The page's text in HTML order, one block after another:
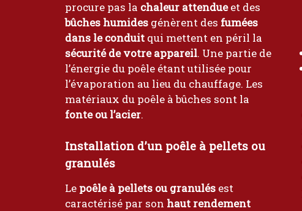
procure pas la chaleur attendueet des
bûches humides génèrent des fumées
dans le conduit qui mettent en péril la
sécurité de votre appareil. Une partie de
l’énergie du poêle étant utilisée pour
l’évaporation au lieu du chauffage. Les
matériaux du poêle à bûches sont la
fonte ou l’acier.
Installation d’un poêle à pellets ou
granulés
Le poêle à pellets ou granulés est
caractérisé par son haut rendement